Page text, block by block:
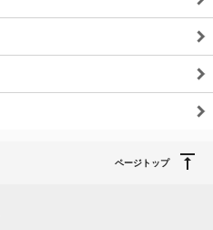
ページトップ